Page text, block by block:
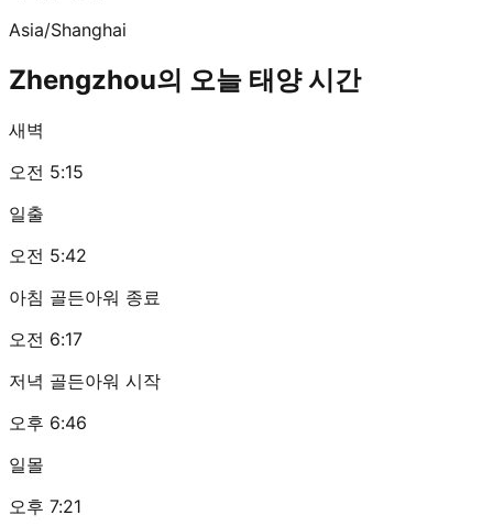
Asia/Shanghai
Zhengzhou의 오늘 태양 시간
새벽
오전 5:15
일출
오전 5:42
아침 골든아워 종료
오전 6:17
저녁 골든아워 시작
오후 6:46
일몰
오후 7:21